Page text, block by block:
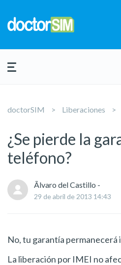
doctorSIM Liberaciones
¿Se pierde la
teléfono?
Ãlvaro del Castillo -
29 de abril de 2013 14:43
No, tu garantía permanecerá
La liberación por IMEI no